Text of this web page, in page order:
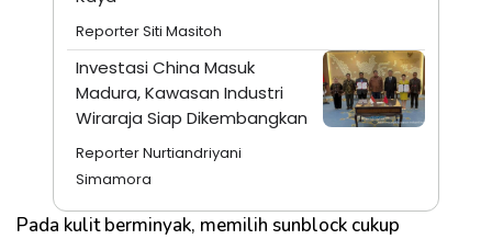
Reporter Siti Masitoh
Investasi China Masuk
Madura, Kawasan Industri
Wiraraja Siap Dikembangkan
Reporter Nurtiandriyani
Simamora
Pada kulit berminyak, memilih sunblock cukup